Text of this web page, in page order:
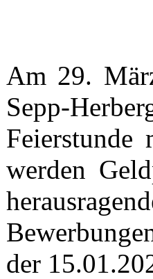
Am 29.
Sepp-
Feierstunde
werden
der